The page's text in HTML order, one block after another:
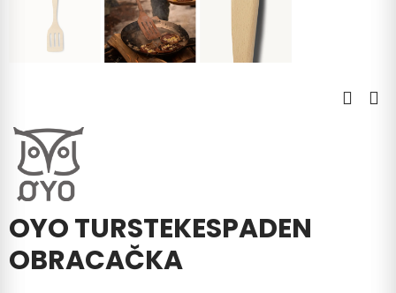
OYO TURSTEKESPADEN
OBRACAČKA